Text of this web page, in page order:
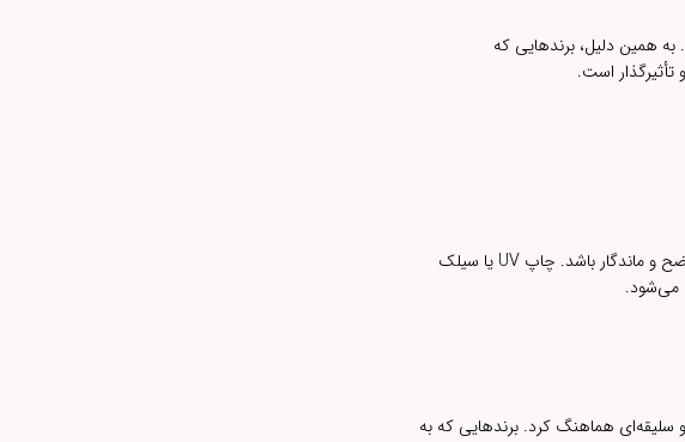
همین دلیل، برندهایی که
، چاپ با دقت و ماندگاری بالا انجام می‌شود تا طرح برند شما واضح و ماندگار باشد. چاپ UV یا سیلک
می‌شود.
هماهنگ کرد. برندهایی که به